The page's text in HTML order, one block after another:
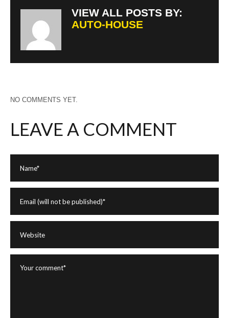
VIEW ALL POSTS BY:
AUTO-HOUSE
NO COMMENTS YET.
LEAVE A COMMENT